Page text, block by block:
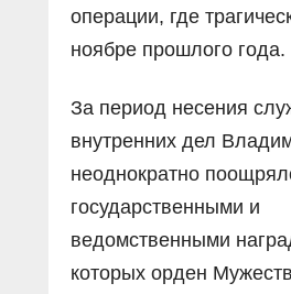
операции, где
ноябре прошлого года.
За период несения
внутренних дел
неоднократно
государственными и
ведомственными
которых орден